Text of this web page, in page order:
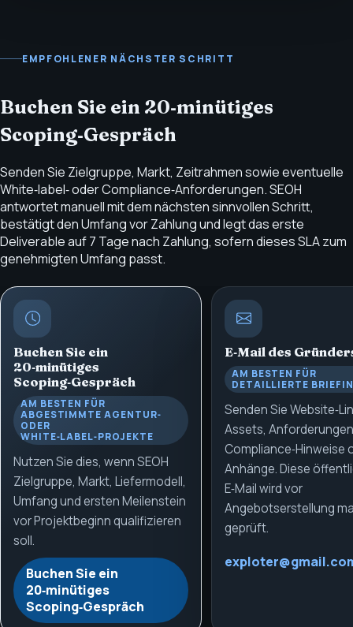
EMPFOHLENER NÄCHSTER SCHRITT
Buchen Sie ein 20‑minütiges
Scoping‑Gespräch
Senden Sie Zielgruppe, Markt, Zeitrahmen sowie eventuelle
White‑label‑ oder Compliance‑Anforderungen. SEOH
antwortet manuell mit dem nächsten sinnvollen Schritt,
bestätigt den Umfang vor Zahlung und legt das erste
Deliverable auf 7 Tage nach Zahlung, sofern dieses SLA zum
genehmigten Umfang passt.
Buchen Sie ein
20‑minütiges
Scoping‑Gespräch
AM BESTEN FÜR
ABGESTIMMTE AGENTUR‑
ODER
WHITE‑LABEL‑PROJEKTE
Nutzen Sie dies, wenn SEOH
Zielgruppe, Markt, Liefermodell,
Umfang und ersten Meilenstein
vor Projektbeginn qualifizieren
soll.
Buchen Sie ein
20‑minütiges
Scoping‑Gespräch
E‑Mail des
AM BESTEN FÜR
DETAILLIERTE
Senden Sie
Assets,
Compliance‑Hinweise
Anhänge. Diese
E‑Mail wird vor
Angebotserstellung
geprüft.